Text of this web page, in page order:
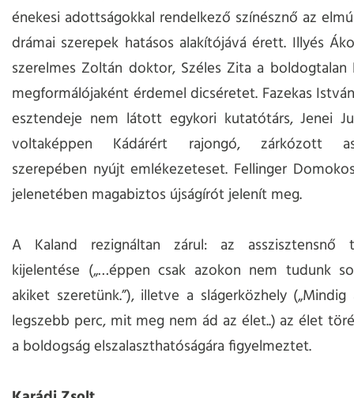
énekesi adottságokkal rendelkező színésznő az
drámai szerepek hatásos alakítójává érett. Illyés
szerelmes Zoltán doktor, Széles Zita a boldogtalan
megformálójaként érdemel dicséretet. Fazekas
esztendeje nem látott egykori kutatótárs, Jenei
voltaképpen Kádárért rajongó, zárkózott
szerepében nyújt emlékezeteset. Fellinger
jelenetében magabiztos újságírót jelenít meg.
A Kaland rezignáltan zárul: az asszisztensnő
kijelentése („…éppen csak azokon nem tudunk
akiket szeretünk.”), illetve a slágerközhely
legszebb perc, mit meg nem ád az élet..) az élet
a boldogság elszalaszthatóságára figyelmeztet.